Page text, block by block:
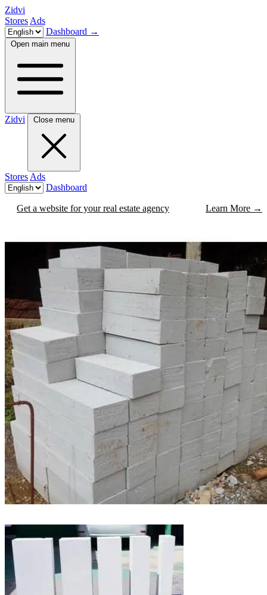
Zidvi
Stores Ads
Dashboard →
Open main menu
Zidvi Close menu
Stores Ads
Dashboard
Get a website for your real estate agency Learn More →